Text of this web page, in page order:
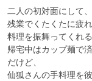
二人の初対面にして
残業でくたくたに疲
料理を振舞ってくれる
帰宅中はカップ麺で
だけど、
仙狐さんの手料理を